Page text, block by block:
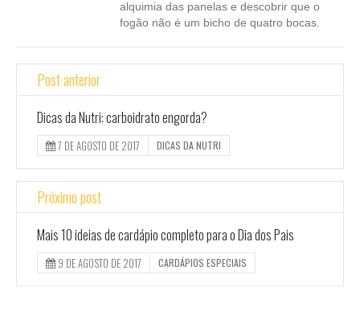
alquimia das panelas e descobrir que o
fogão não é um bicho de quatro bocas.
Post anterior
Dicas da Nutri: carboidrato engorda?
7 DE AGOSTO DE 2017 DICAS DA NUTRI
Próximo post
Mais 10 ideias de cardápio completo para o Dia dos Pais
9 DE AGOSTO DE 2017 CARDÁPIOS ESPECIAIS